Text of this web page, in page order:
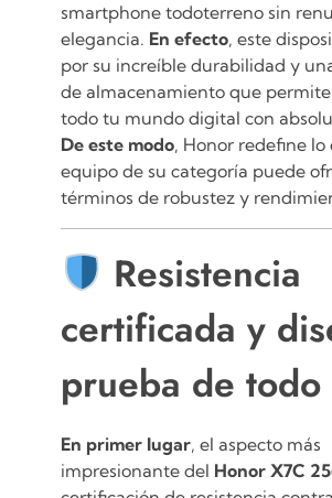
smartphone todoterreno sin
elegancia. En efecto, este
por su increíble durabilidad y
de almacenamiento que
todo tu mundo digital con
De este modo, Honor redefine lo
equipo de su categoría puede
términos de robustez y
Resistencia
certificada y
prueba de todo
En primer lugar, el aspecto más
impresionante del Honor X7C